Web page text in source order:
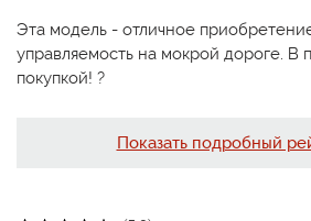
Эта модель - отличное
управляемость на мокрой дороге. В
покупкой! ?
Показать подробный